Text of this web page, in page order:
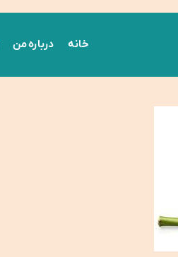
خانه درباره‌ من